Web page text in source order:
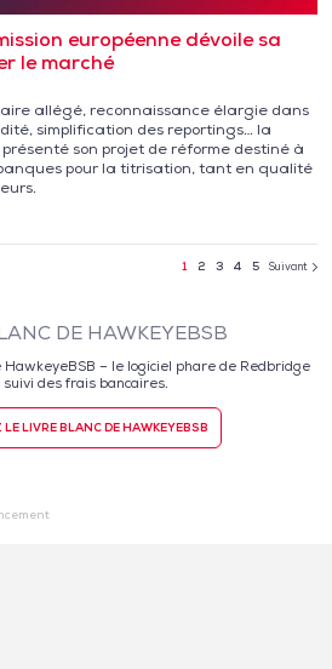
européenne dévoile sa
le marché
allégé, reconnaissance élargie dans
simplification des reportings… la
son projet de réforme destiné à
pour la titrisation, tant en qualité
1 2 3 4 5 Suivant
DE HAWKEYEBSB
– le logiciel phare de Redbridge
suivi des frais bancaires.
LE LIVRE BLANC DE HAWKEYEBSB